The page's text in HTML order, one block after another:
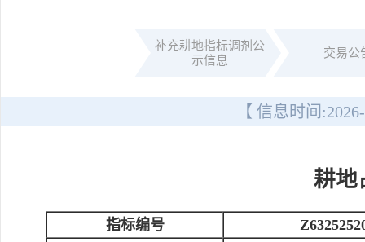
补充耕地指标调剂公
示信息
交易公
【 信息时间:
耕地
指标编号